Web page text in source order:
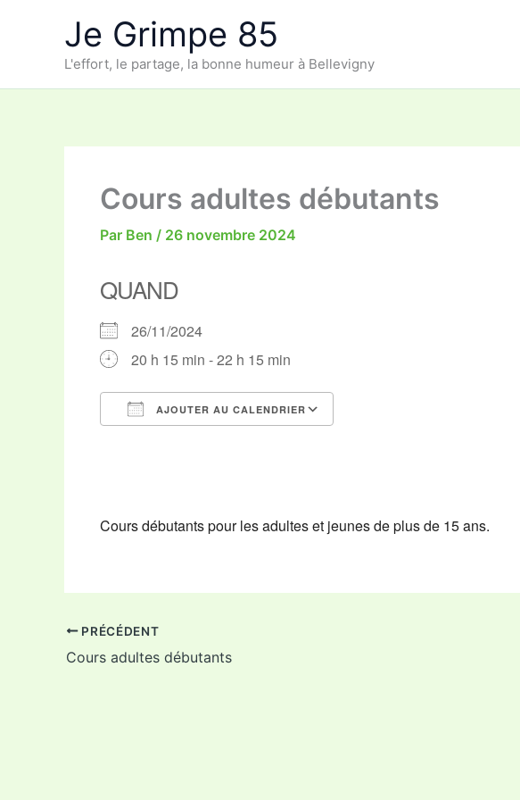
Je Grimpe 85
L'effort, le partage, la bonne humeur à Bellevigny
Cours adultes débutants
Par Ben / 26 novembre 2024
QUAND
26/11/2024
20 h 15 min - 22 h 15 min
AJOUTER AU CALENDRIER
Cours débutants pour les adultes et jeunes de plus de 15 ans.
PRÉCÉDENT
Cours adultes débutants